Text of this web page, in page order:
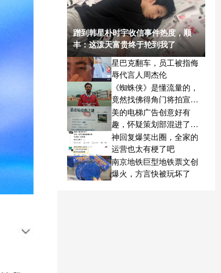
蹭到韩星朴时宇收信事件热度，顺
丰：这泼天富贵终于轮到我了
星巴克翻车，员工被指侮
辱代言人周杰伦
《蜘蛛侠》是懂流量的，
竟然找佛得角门将拍宣传
片
美的电梯广告创意好有
趣，怀疑策划部混进了天
才
神回复爆笑出圈，全家的
运营也太有梗了吧
南京地铁巨型地铁票文创
爆火，方言快被玩坏了